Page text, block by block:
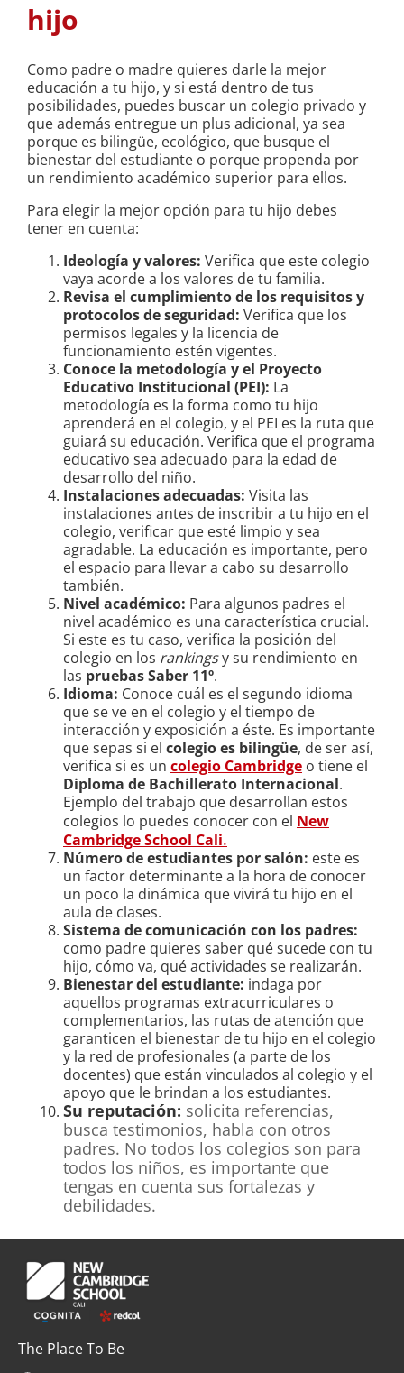
hijo
Como padre o madre quieres darle la mejor
educación a tu hijo, y si está dentro de tus
posibilidades, puedes buscar un colegio privado y
que además entregue un plus adicional, ya sea
porque es bilingüe, ecológico, que busque el
bienestar del estudiante o porque propenda por
un rendimiento académico superior para ellos.
Para elegir la mejor opción para tu hijo debes
tener en cuenta:
Ideología y valores: Verifica que este colegio
vaya acorde a los valores de tu familia.
Revisa el cumplimiento de los requisitos y
protocolos de seguridad: Verifica que los
permisos legales y la licencia de
funcionamiento estén vigentes.
Conoce la metodología y el Proyecto
Educativo Institucional (PEI): La
metodología es la forma como tu hijo
aprenderá en el colegio, y el PEI es la ruta que
guiará su educación. Verifica que el programa
educativo sea adecuado para la edad de
desarrollo del niño.
Instalaciones adecuadas: Visita las
instalaciones antes de inscribir a tu hijo en el
colegio, verificar que esté limpio y sea
agradable. La educación es importante, pero
el espacio para llevar a cabo su desarrollo
también.
Nivel académico: Para algunos padres el
nivel académico es una característica crucial.
Si este es tu caso, verifica la posición del
colegio en los rankingsy su rendimiento en
las pruebas Saber 11º.
Idioma: Conoce cuál es el segundo idioma
que se ve en el colegio y el tiempo de
interacción y exposición a éste. Es importante
que sepas si el colegio es bilingüe, de ser así,
verifica si es un colegio Cambridge o tiene el
Diploma de Bachillerato Internacional.
Ejemplo del trabajo que desarrollan estos
colegios lo puedes conocer con el New
Cambridge School Cali.
Número de estudiantes por salón: este es
un factor determinante a la hora de conocer
un poco la dinámica que vivirá tu hijo en el
aula de clases.
Sistema de comunicación con los padres:
como padre quieres saber qué sucede con tu
hijo, cómo va, qué actividades se realizarán.
Bienestar del estudiante: indaga por
aquellos programas extracurriculares o
complementarios, las rutas de atención que
garanticen el bienestar de tu hijo en el colegio
y la red de profesionales (a parte de los
docentes) que están vinculados al colegio y el
apoyo que le brindan a los estudiantes.
Su reputación: solicita referencias,
busca testimonios, habla con otros
padres. No todos los colegios son para
todos los niños, es importante que
tengas en cuenta sus fortalezas y
debilidades.
The Place To Be